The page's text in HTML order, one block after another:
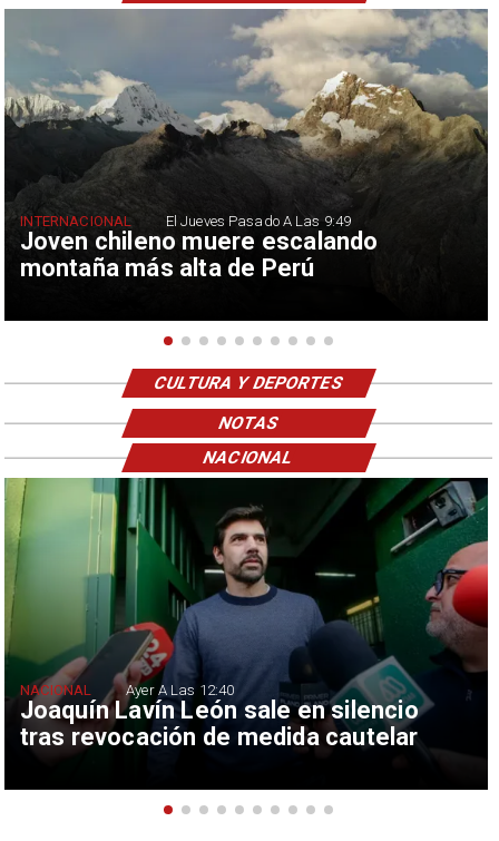
Joven chileno muere escalando
montaña más alta de Perú
INTERNACIONAL El Jueves Pasado A Las 9:49
CULTURA Y DEPORTES
NOTAS
Joaquín Lavín León sale en silencio
tras revocación de medida cautelar
NACIONAL Ayer A Las 12:40
NACIONAL